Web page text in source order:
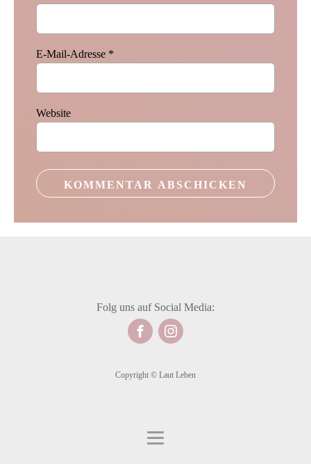
E-Mail-Adresse *
Website
Folg uns auf Social Media:
Copyright © Laut Leben